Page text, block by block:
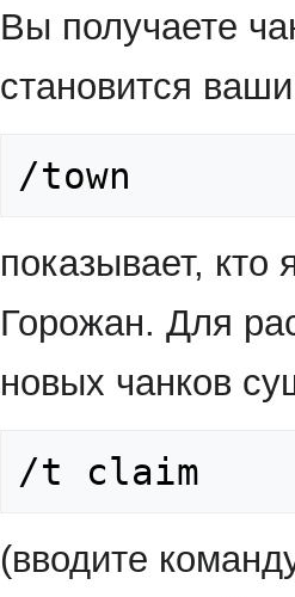
Вы получаете
становится
/town
показывает, кто
Горожан. Для
новых чанков
/t claim
(вводите